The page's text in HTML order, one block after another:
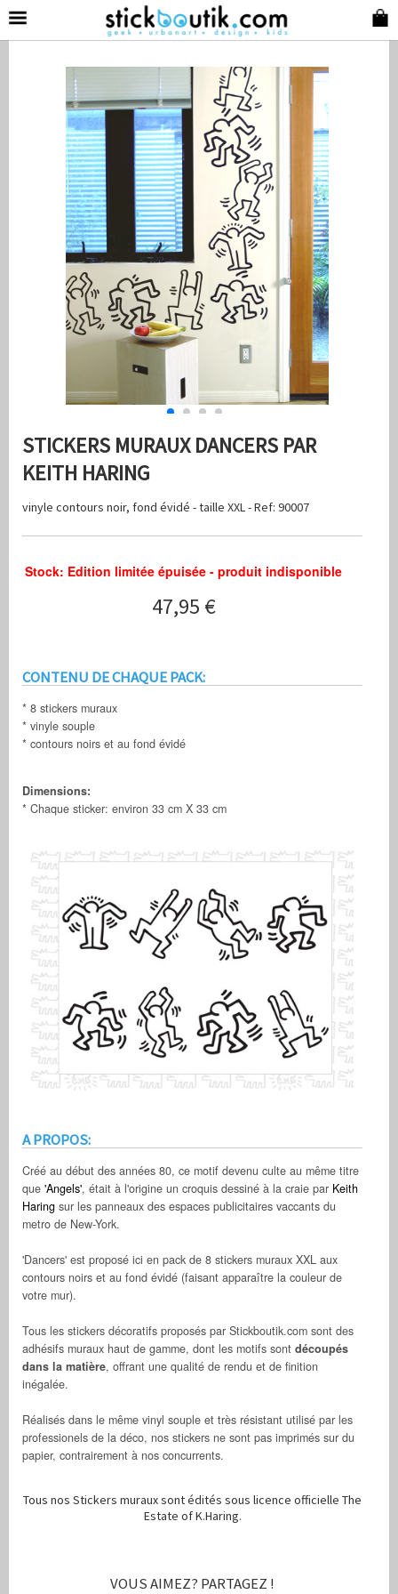
STICKERS MURAUX DANCERS PAR
KEITH HARING
vinyle contours noir, fond évidé - taille XXL - Ref: 90007
Stock: Edition limitée épuisée - produit indisponible
47,95 €
CONTENU DE CHAQUE PACK:
* 8 stickers muraux
* vinyle souple
* contours noirs et au fond évidé
Dimensions:
* Chaque sticker: environ 33 cm X 33 cm
A PROPOS:
Créé au début des années 80, ce motif devenu culte au même titre
que 'Angels', était à l'origine un croquis dessiné à la craie par Keith
Haring sur les panneaux des espaces publicitaires vaccants du
metro de New-York.
'Dancers' est proposé ici en pack de 8 stickers muraux XXL aux
contours noirs et au fond évidé (faisant apparaître la couleur de
votre mur).
Tous les stickers décoratifs proposés par Stickboutik.com sont des
adhésifs muraux haut de gamme, dont les motifs sont découpés
dans la matière, offrant une qualité de rendu et de finition
inégalée.
Réalisés dans le même vinyl souple et très résistant utilisé par les
professionels de la déco, nos stickers ne sont pas imprimés sur du
papier, contrairement à nos concurrents.
Tous nos Stickers muraux sont édités sous licence officielle The
Estate of K.Haring.
VOUS AIMEZ? PARTAGEZ !